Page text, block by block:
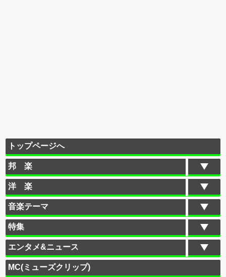
トップページへ
邦 楽
洋 楽
音楽テーマ
特集
エンタメ&ニュース
MC(ミューズクリップ)